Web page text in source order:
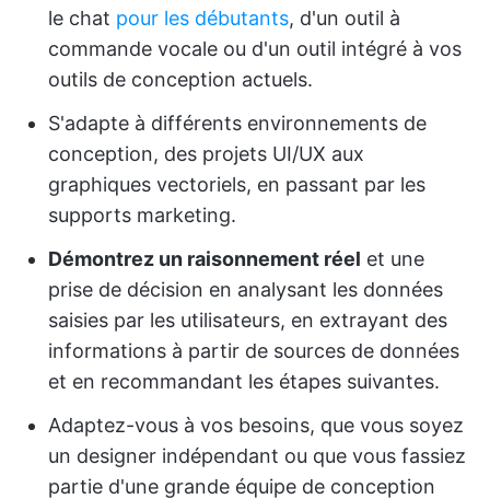
le chat pour les débutants, d'un outil à
commande vocale ou d'un outil intégré à vos
outils de conception actuels.
S'adapte à différents environnements de
conception, des projets UI/UX aux
graphiques vectoriels, en passant par les
supports marketing.
Démontrez un raisonnement réel et une
prise de décision en analysant les données
saisies par les utilisateurs, en extrayant des
informations à partir de sources de données
et en recommandant les étapes suivantes.
Adaptez-vous à vos besoins, que vous soyez
un designer indépendant ou que vous fassiez
partie d'une grande équipe de conception